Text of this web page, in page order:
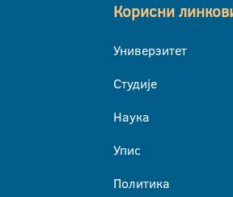
Корисни
Универзитет
Студије
Наука
Упис
Политика